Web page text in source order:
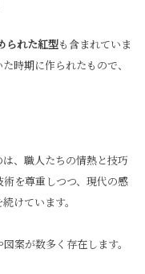
られた紅型も含まれていま
時期に作られたもので、
、職人たちの情熱と技巧
を尊重しつつ、現代の感
けています。
案が数多く存在します。